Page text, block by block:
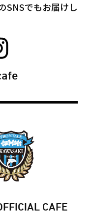
SNSでもお届けし
CAFE